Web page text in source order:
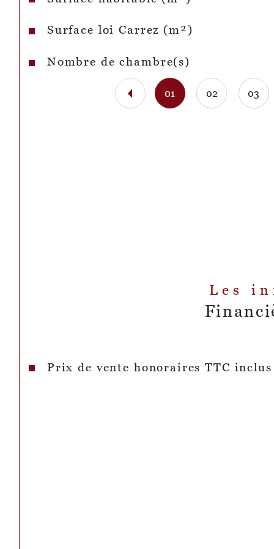
Surface loi Carrez (m²)
Nombre de chambre(s)
01 02 03
Les
Prix de vente honoraires TTC inclus